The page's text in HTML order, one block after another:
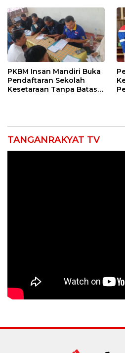
PKBM Insan Mandiri Buka
Pendaftaran Sekolah
Kesetaraan Tanpa Batas
TANGANRAKYAT TV